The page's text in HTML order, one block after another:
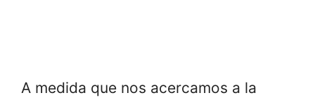
A medida que nos acercamos a la